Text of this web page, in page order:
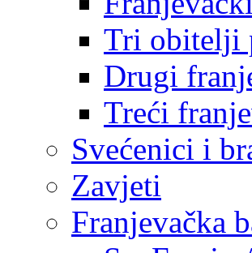
Tri obitelji
Drugi
Treći
Svećenici i
Zavjeti
Franjevačka